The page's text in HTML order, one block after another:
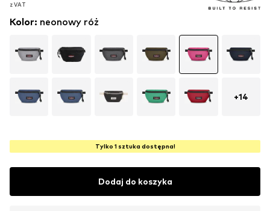
z VAT
z VAT
z VAT
Kolor: neonowy róż
+14
Tylko 1 sztuka dostępna!
Dodaj do koszyka